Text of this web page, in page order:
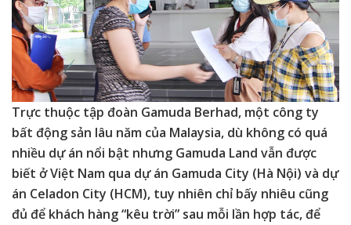
Trực thuộc tập đoàn Gamuda Berhad, một công ty
bất động sản lâu năm của Malaysia, dù không có quá
nhiều dự án nổi bật nhưng Gamuda Land vẫn được
biết ở Việt Nam qua dự án Gamuda City (Hà Nội) và dự
án Celadon City (HCM), tuy nhiên chỉ bấy nhiêu cũng
đủ để khách hàng “kêu trời” sau mỗi lần hợp tác, để